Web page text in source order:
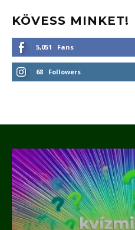
KÖVESS MINKET!
5,051 Fans
68 Followers